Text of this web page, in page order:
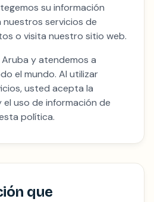
su información
nuestros servicios de
o visita nuestro sitio web.
y atendemos a
el mundo. Al utilizar
usted acepta la
uso de información de
política.
que